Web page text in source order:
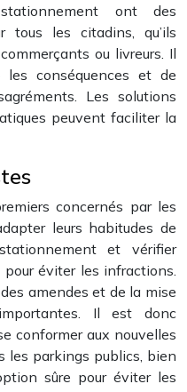
ont des
tous les citadins, qu’ils
ou livreurs. Il
les conséquences et de
Les solutions
peuvent faciliter la
concernés par les
leurs habitudes de
et vérifier
éviter les infractions.
amendes et de la mise
Il est donc
conformer aux nouvelles
les parkings publics, bien
sûre pour éviter les